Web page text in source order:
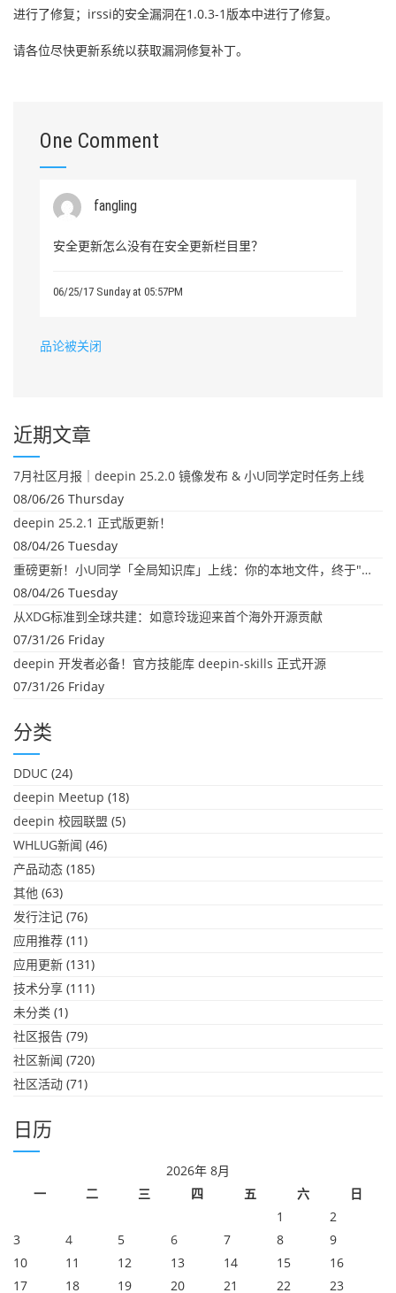
进行了修复；irssi的安全漏洞在1.0.3-1版本中进行了修复。
请各位尽快更新系统以获取漏洞修复补丁。
One Comment
fangling
安全更新怎么没有在安全更新栏目里？
06/25/17 Sunday at 05:57PM
品论被关闭
近期文章
7月社区月报｜deepin 25.2.0 镜像发布 & 小U同学定时任务上线
08/06/26 Thursday
deepin 25.2.1 正式版更新！
08/04/26 Tuesday
重磅更新！小U同学「全局知识库」上线：你的本地文件，终于"活"起来了
08/04/26 Tuesday
从XDG标准到全球共建：如意玲珑迎来首个海外开源贡献
07/31/26 Friday
deepin 开发者必备！官方技能库 deepin-skills 正式开源
07/31/26 Friday
分类
DDUC (24)
deepin Meetup (18)
deepin 校园联盟 (5)
WHLUG新闻 (46)
产品动态 (185)
其他 (63)
发行注记 (76)
应用推荐 (11)
应用更新 (131)
技术分享 (111)
未分类 (1)
社区报告 (79)
社区新闻 (720)
社区活动 (71)
日历
2026年 8月
一
二 三 四 五 六
日
1
2
3
4 5 6 7 8
9
10
11 12 13 14 15
16
17
18 19 20 21 22 23